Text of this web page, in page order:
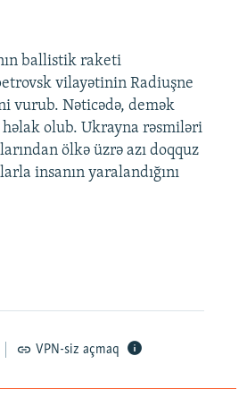
ballistik raketi
vilayətinin Radiuşne
vurub. Nəticədə, demək
olub. Ukrayna rəsmiləri
ölkə üzrə azı doqquz
insanın yaralandığını
VPN-siz açmaq